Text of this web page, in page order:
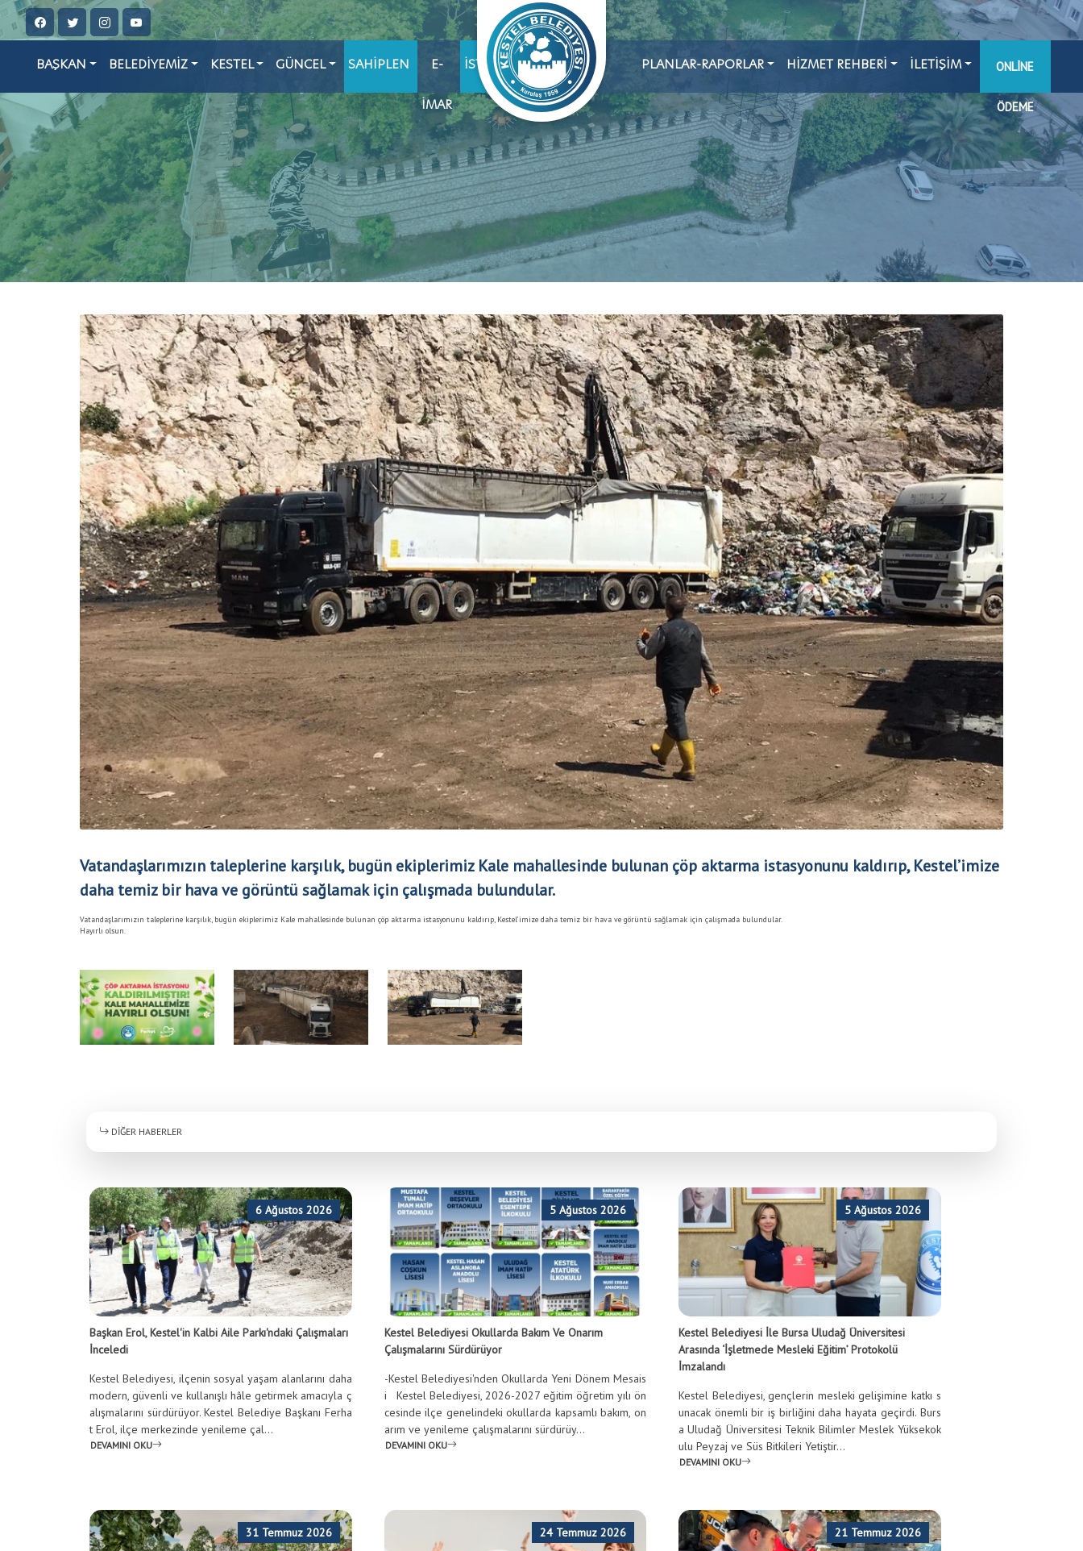
BAŞKAN BELEDİYEMİZ KESTEL GÜNCEL SAHIPLEN E-
İMAR
İSTIHDAM PLANLAR-RAPORLAR HİZMET REHBERİ İLETİŞİM ONLINE
ÖDEME
Vatandaşlarımızın taleplerine karşılık, bugün ekiplerimiz Kale mahallesinde bulunan çöp aktarma istasyonunu kaldırıp, Kestel’imize
daha temiz bir hava ve görüntü sağlamak için çalışmada bulundular.
Vatandaşlarımızın taleplerine karşılık, bugün ekiplerimiz Kale mahallesinde bulunan çöp aktarma istasyonunu kaldırıp, Kestel’imize daha temiz bir hava ve görüntü sağlamak için çalışmada bulundular.
Hayırlı olsun.
DİĞER HABERLER
6 Ağustos 2026
Başkan Erol, Kestel'in Kalbi Aile Parkı'ndaki Çalışmaları
İnceledi
Kestel Belediyesi, ilçenin sosyal yaşam alanlarını daha
modern, güvenli ve kullanışlı hâle getirmek amacıyla ç
alışmalarını sürdürüyor. Kestel Belediye Başkanı Ferha
t Erol, ilçe merkezinde yenileme çal...
DEVAMINI OKU
5 Ağustos 2026
Kestel Belediyesi Okullarda Bakım Ve Onarım
Çalışmalarını Sürdürüyor
-Kestel Belediyesi'nden Okullarda Yeni Dönem Mesais
i Kestel Belediyesi, 2026-2027 eğitim öğretim yılı ön
cesinde ilçe genelindeki okullarda kapsamlı bakım, on
arım ve yenileme çalışmalarını sürdürüy...
DEVAMINI OKU
5 Ağustos 2026
Kestel Belediyesi İle Bursa Uludağ Üniversitesi
Arasında ‘İşletmede Mesleki Eğitim’ Protokolü
İmzalandı
Kestel Belediyesi, gençlerin mesleki gelişimine katkı s
unacak önemli bir iş birliğini daha hayata geçirdi. Burs
a Uludağ Üniversitesi Teknik Bilimler Meslek Yüksekok
ulu Peyzaj ve Süs Bitkileri Yetiştir...
DEVAMINI OKU
31 Temmuz 2026 24 Temmuz 2026 21 Temmuz 2026